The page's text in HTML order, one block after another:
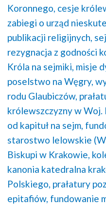
Koronnego, cesje
zabiegi o urząd
publikacji religijnych,
rezygnacja z godności
Króla na sejmiki, misje
poselstwo na Węgry,
rodu Glaubiczów,
królewszczyzny w Woj.
od kapituł na sejm,
starostwo lelowskie
Biskupi w Krakowie,
kanonia katedralna
Polskiego, prałatury
epitafiów, fundowanie